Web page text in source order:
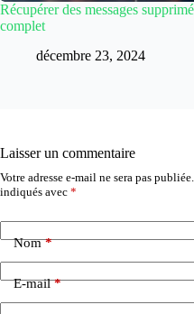
Récupérer des messages
complet
décembre 23, 2024
Laisser un commentaire
Votre adresse e-mail ne sera pas publiée.
indiqués avec *
Nom*
E-mail*